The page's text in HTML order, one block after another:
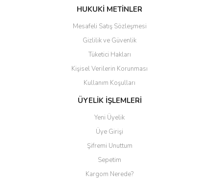
Bu ürüne benzer farklı alternatifler olmalı.
Gönder
HUKUKİ METİNLER
Mesafeli Satış Sözleşmesi
Gizlilik ve Güvenlik
Tüketici Hakları
Kişisel Verilerin Korunması
Kullanım Koşulları
ÜYELİK İŞLEMLERİ
Yeni Üyelik
Üye Girişi
Şifremi Unuttum
Sepetim
Kargom Nerede?